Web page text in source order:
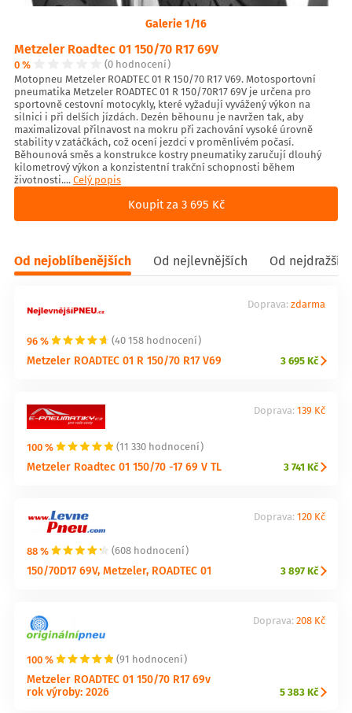
Galerie 1/16
Metzeler Roadtec 01 150/70 R17 69V
0 %
(0 hodnocení)
Motopneu Metzeler ROADTEC 01 R 150/70 R17 V69. Motosportovní
pneumatika Metzeler ROADTEC 01 R 150/70R17 69V je určena pro
sportovně cestovní motocykly, které vyžadují vyvážený výkon na
silnici i při delších jízdách. Dezén běhounu je navržen tak, aby
maximalizoval přilnavost na mokru při zachování vysoké úrovně
stability v zatáčkách, což ocení jezdci v proměnlivém počasí.
Běhounová směs a konstrukce kostry pneumatiky zaručují dlouhý
kilometrový výkon a konzistentní trakční schopnosti během
životnosti....Celý popis
Koupit za 3 695 Kč
Od nejoblíbenějších Od nejlevnějších Od
96 % (40 158 hodnocení)
Metzeler ROADTEC 01 R 150/70 R17 V69
Doprava: zdarma
3 695 Kč
100 % (11 330 hodnocení)
Metzeler Roadtec 01 150/70 -17 69 V TL
Doprava: 139 Kč
3 741 Kč
88 % (608 hodnocení)
150/70D17 69V, Metzeler, ROADTEC 01
Doprava: 120 Kč
3 897 Kč
100 % (91 hodnocení)
Metzeler ROADTEC 01 150/70 R17 69v
rok výroby: 2026
Doprava: 208 Kč
5 383 Kč